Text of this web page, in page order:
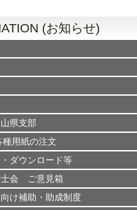
(お知らせ)
県支部
種用紙の注文
ダウンロード等
士会 ご意見箱
け補助・助成制度